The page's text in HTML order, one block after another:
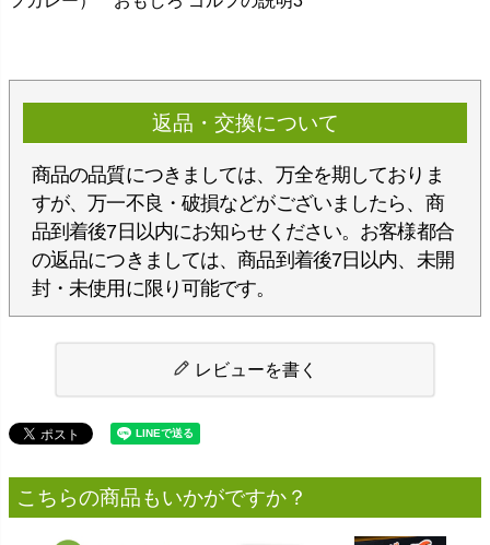
返品・交換について
商品の品質につきましては、万全を期しておりま
すが、万一不良・破損などがございましたら、商
品到着後7日以内にお知らせください。お客様都合
の返品につきましては、商品到着後7日以内、未開
封・未使用に限り可能です。
レビューを書く
こちらの商品もいかがですか？